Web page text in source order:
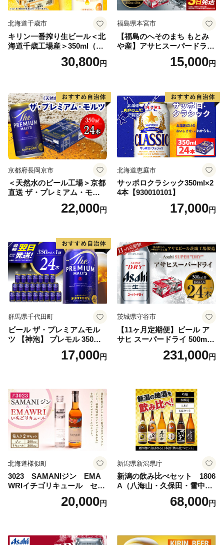
北海道千歳市
キリン一番搾り生ビール＜北
海道千歳工場産＞350ml（24
30,800円
福島県本宮市
【福島のへそのまち もとみ
や産】アサヒスーパードライ
350ml×24本 合計8.4L 1ケー
ス アルコール度数5% 缶ビー
口 送料無料 カメイ 本宮市
【07214-0206】
15,000円
京都府長岡京市
＜天然水のビール工場＞京都
直送 ザ・プレミアム・モル
ツ 350ml×24本 プレモル [149
22,000円
北海道恵庭市
サッポロクラシック350ml×2
4本【930010101】
17,000円
群馬県千代田町
ビール ザ・プレミアムモル
ツ 【神泡】 プレモル 350ml
× 24本 サントリー〈天然水の
ビール工場〉群馬※沖縄・離
17,000円
茨城県守谷市
【11ヶ月定期便】ビール ア
サヒ スーパードライ 500ml 2
4本 1ケース×11ヶ月 | アサヒ
ビール 究極の辛口 酒 お酒 ア
uper dry 11回 缶ビール 缶 ギ
フト 内祝い 茨城県守谷市 送
料無料
231,000円
北海道様似町
3023 SAMANIジン EMA
WRIイチゴリキュール セッ
ト（箱入り）【大人の味 酒
お酒 洋酒 スピリッツ クラフ
セット 詰め合わせ カクテル
ソーダ割り アルコール ロッ
20,000円
新潟県新潟県庁
新潟の飲み比べセット 1806
A（八海山・久保田・雪中
梅・越乃寒梅・かたふね・千
68,000円